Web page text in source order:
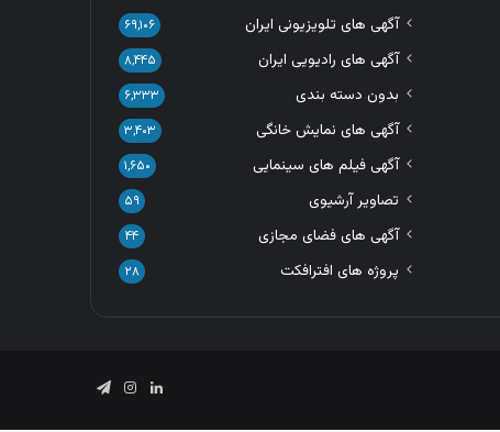
آگهی های تلویزیونی ایران ۶۹,۱۰۶
آگهی های رادیویی ایران ۸,۴۴۵
بدون دسته بندی ۶,۳۳۳
آگهی های نمایش خانگی ۳,۴۰۳
آگهی فیلم های سینمایی ۱,۶۵۰
تصاویر آرشیوی ۵۹
آگهی های فضای مجازی ۴۴
پروژه های افترافکت ۲۸
لینکدیناینستاگرام
تلگرام